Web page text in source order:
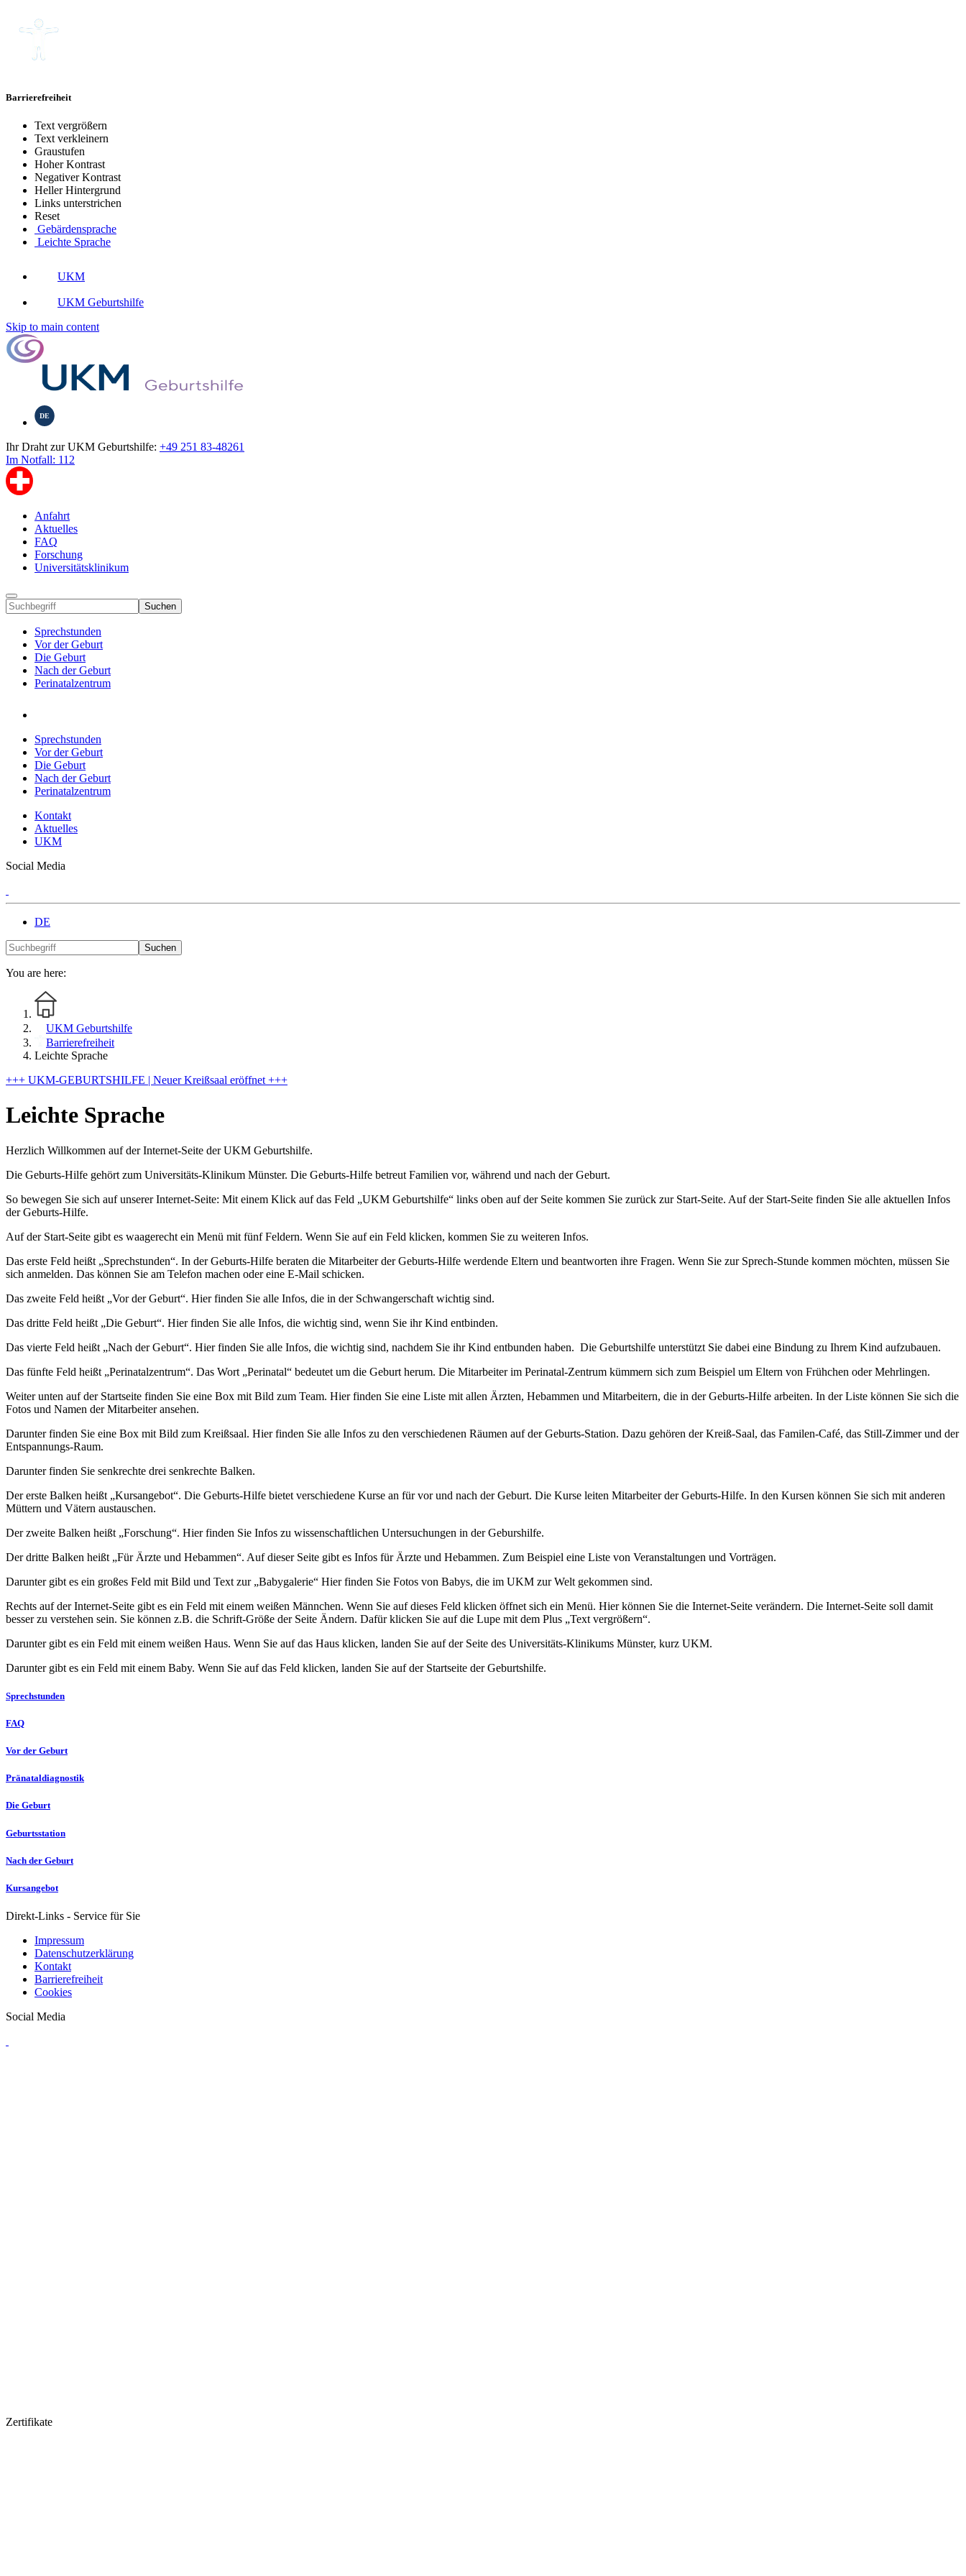
Barrierefreiheit
Text vergrößern
Text verkleinern
Graustufen
Hoher Kontrast
Negativer Kontrast
Heller Hintergrund
Links unterstrichen
Reset
Gebärdensprache
Leichte Sprache
UKM
UKM Geburtshilfe
Skip to main content
DE
Ihr Draht zur UKM Geburtshilfe: +49 251 83-48261
Im Notfall: 112
Anfahrt
Aktuelles
FAQ
Forschung
Universitätsklinikum
Suchen
Sprechstunden
Vor der Geburt
Die Geburt
Nach der Geburt
Perinatalzentrum
Sprechstunden
Vor der Geburt
Die Geburt
Nach der Geburt
Perinatalzentrum
Kontakt
Aktuelles
UKM
Social Media
DE
Suchen
You are here:
UKM Geburtshilfe
Barrierefreiheit
Leichte Sprache
+++ UKM-GEBURTSHILFE | Neuer Kreißsaal eröffnet +++
Leichte Sprache
Herzlich Willkommen auf der Internet-Seite der UKM Geburtshilfe.
Die Geburts-Hilfe gehört zum Universitäts-Klinikum Münster. Die Geburts-Hilfe betreut Familien vor, während und nach der Geburt.
So bewegen Sie sich auf unserer Internet-Seite: Mit einem Klick auf das Feld „UKM Geburtshilfe“ links oben auf der Seite kommen Sie zurück zur Start-Seite. Auf der Start-Seite finden Sie alle aktuellen Infos
der Geburts-Hilfe.
Auf der Start-Seite gibt es waagerecht ein Menü mit fünf Feldern. Wenn Sie auf ein Feld klicken, kommen Sie zu weiteren Infos.
Das erste Feld heißt „Sprechstunden“. In der Geburts-Hilfe beraten die Mitarbeiter der Geburts-Hilfe werdende Eltern und beantworten ihre Fragen. Wenn Sie zur Sprech-Stunde kommen möchten, müssen Sie
sich anmelden. Das können Sie am Telefon machen oder eine E-Mail schicken.
Das zweite Feld heißt „Vor der Geburt“. Hier finden Sie alle Infos, die in der Schwangerschaft wichtig sind.
Das dritte Feld heißt „Die Geburt“. Hier finden Sie alle Infos, die wichtig sind, wenn Sie ihr Kind entbinden.
Das vierte Feld heißt „Nach der Geburt“. Hier finden Sie alle Infos, die wichtig sind, nachdem Sie ihr Kind entbunden haben. Die Geburtshilfe unterstützt Sie dabei eine Bindung zu Ihrem Kind aufzubauen.
Das fünfte Feld heißt „Perinatalzentrum“. Das Wort „Perinatal“ bedeutet um die Geburt herum. Die Mitarbeiter im Perinatal-Zentrum kümmern sich zum Beispiel um Eltern von Frühchen oder Mehrlingen.
Weiter unten auf der Startseite finden Sie eine Box mit Bild zum Team. Hier finden Sie eine Liste mit allen Ärzten, Hebammen und Mitarbeitern, die in der Geburts-Hilfe arbeiten. In der Liste können Sie sich die
Fotos und Namen der Mitarbeiter ansehen.
Darunter finden Sie eine Box mit Bild zum Kreißsaal. Hier finden Sie alle Infos zu den verschiedenen Räumen auf der Geburts-Station. Dazu gehören der Kreiß-Saal, das Familen-Café, das Still-Zimmer und der
Entspannungs-Raum.
Darunter finden Sie senkrechte drei senkrechte Balken.
Der erste Balken heißt „Kursangebot“. Die Geburts-Hilfe bietet verschiedene Kurse an für vor und nach der Geburt. Die Kurse leiten Mitarbeiter der Geburts-Hilfe. In den Kursen können Sie sich mit anderen
Müttern und Vätern austauschen.
Der zweite Balken heißt „Forschung“. Hier finden Sie Infos zu wissenschaftlichen Untersuchungen in der Geburshilfe.
Der dritte Balken heißt „Für Ärzte und Hebammen“. Auf dieser Seite gibt es Infos für Ärzte und Hebammen. Zum Beispiel eine Liste von Veranstaltungen und Vorträgen.
Darunter gibt es ein großes Feld mit Bild und Text zur „Babygalerie“ Hier finden Sie Fotos von Babys, die im UKM zur Welt gekommen sind.
Rechts auf der Internet-Seite gibt es ein Feld mit einem weißen Männchen. Wenn Sie auf dieses Feld klicken öffnet sich ein Menü. Hier können Sie die Internet-Seite verändern. Die Internet-Seite soll damit
besser zu verstehen sein. Sie können z.B. die Schrift-Größe der Seite Ändern. Dafür klicken Sie auf die Lupe mit dem Plus „Text vergrößern“.
Darunter gibt es ein Feld mit einem weißen Haus. Wenn Sie auf das Haus klicken, landen Sie auf der Seite des Universitäts-Klinikums Münster, kurz UKM.
Darunter gibt es ein Feld mit einem Baby. Wenn Sie auf das Feld klicken, landen Sie auf der Startseite der Geburtshilfe.
Sprechstunden
FAQ
Vor der Geburt
Pränataldiagnostik
Die Geburt
Geburtsstation
Nach der Geburt
Kursangebot
Direkt-Links - Service für Sie
Impressum
Datenschutzerklärung
Kontakt
Barrierefreiheit
Cookies
Social Media
Zertifikate